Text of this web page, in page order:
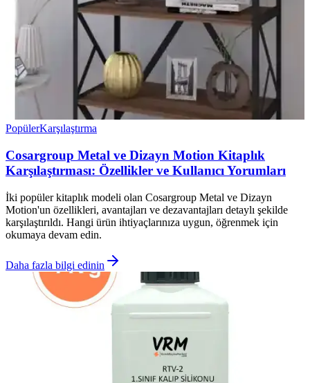
PopülerKarşılaştırma
Cosargroup Metal ve Dizayn Motion Kitaplık
Karşılaştırması: Özellikler ve Kullanıcı Yorumları
İki popüler kitaplık modeli olan Cosargroup Metal ve Dizayn
Motion'un özellikleri, avantajları ve dezavantajları detaylı şekilde
karşılaştırıldı. Hangi ürün ihtiyaçlarınıza uygun, öğrenmek için
okumaya devam edin.
Daha fazla bilgi edinin